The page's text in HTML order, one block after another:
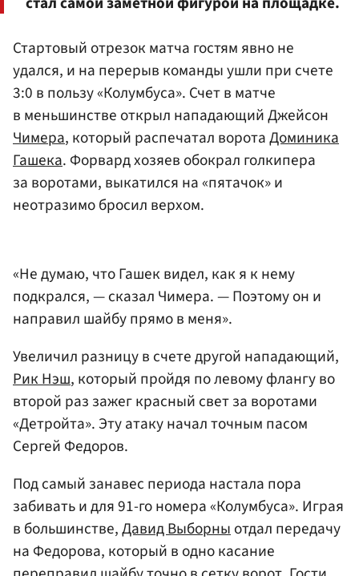
Стартовый отрезок матча гостям явно не
удался, и на перерыв команды ушли при счете
3:0 в пользу «Колумбуса». Счет в матче
в меньшинстве открыл нападающий Джейсон
Чимера, который распечатал воротаДоминика
Гашека. Форвард хозяев обокрал голкипера
за воротами, выкатился на «пятачок» и
неотразимо бросил верхом.
«Не думаю, что Гашек видел, как я к нему
подкрался, — сказал Чимера. — Поэтому он и
направил шайбу прямо в меня».
Увеличил разницу в счете другой нападающий,
Рик Нэш, который пройдя по левому флангу во
второй раз зажег красный свет за воротами
«Детройта». Эту атаку начал точным пасом
Сергей Федоров.
Под самый занавес периода настала пора
забивать и для 91-го номера «Колумбуса». Играя
в большинстве,Давид Выборныотдал передачу
на Федорова, который в одно касание